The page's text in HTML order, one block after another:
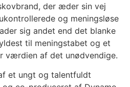
der æder sin vej
og meningsløse
sig andet end det blanke
til meningstabet og et
værdien af det unødvendige.
et ungt og talentfuldt